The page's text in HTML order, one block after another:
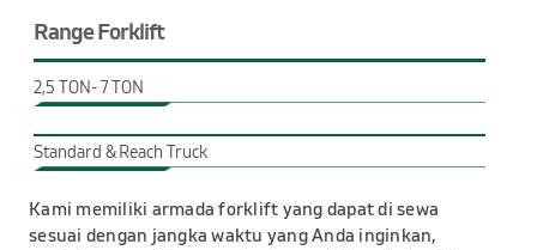
Range Forklift
2,5 TON- 7 TON
Standard & Reach Truck
Kami memiliki armada forklift yang dapat di sewa
sesuai dengan jangka waktu yang Anda inginkan,